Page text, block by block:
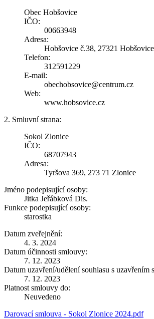
Obec Hobšovice
IČO:
00663948
Adresa:
Hobšovice č.38, 27321 Hobšovice
Telefon:
312591229
E-mail:
obechobsovice@centrum.cz
Web:
www.hobsovice.cz
2. Smluvní strana:
Sokol Zlonice
IČO:
68707943
Adresa:
Tyršova 369, 273 71 Zlonice
Jméno podepisující osoby:
Jitka Jeřábková Dis.
Funkce podepisující osoby:
starostka
Datum zveřejnění:
4. 3. 2024
Datum účinnosti smlouvy:
7. 12. 2023
Datum uzavření/udělení souhlasu s uzavřením
7. 12. 2023
Platnost smlouvy do:
Neuvedeno
Darovací smlouva - Sokol Zlonice 2024.pdf